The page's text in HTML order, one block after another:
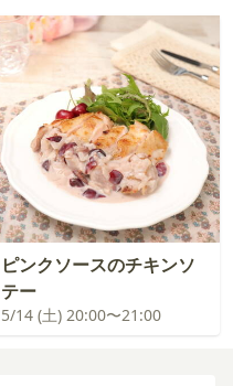
ピンクソースのチキンソ
テー
5/14 (土) 20:00〜21:00